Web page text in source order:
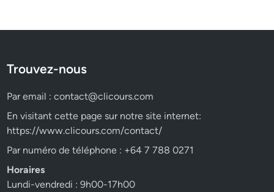
Trouvez-nous
Par email :contact@clicours.com
En visitant cette page sur notre site internet:
https://www.clicours.com/contact/
Par numéro de téléphone : +64 7 788 0271
Horaires
Lundi-vendredi : 9h00-17h00